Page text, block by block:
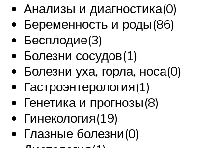
Анализы и диагностика(0)
Беременность и роды(86)
Бесплодие(3)
Болезни сосудов(1)
Болезни уха, горла, носа(0)
Гастроэнтерология(1)
Генетика и прогнозы(8)
Гинекология(19)
Глазные болезни(0)